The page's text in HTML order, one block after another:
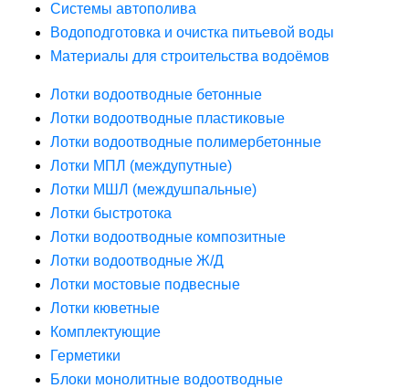
Системы автополива
Водоподготовка и очистка питьевой воды
Материалы для строительства водоёмов
Лотки водоотводные бетонные
Лотки водоотводные пластиковые
Лотки водоотводные полимербетонные
Лотки МПЛ (междупутные)
Лотки МШЛ (междушпальные)
Лотки быстротока
Лотки водоотводные композитные
Лотки водоотводные Ж/Д
Лотки мостовые подвесные
Лотки кюветные
Комплектующие
Герметики
Блоки монолитные водоотводные